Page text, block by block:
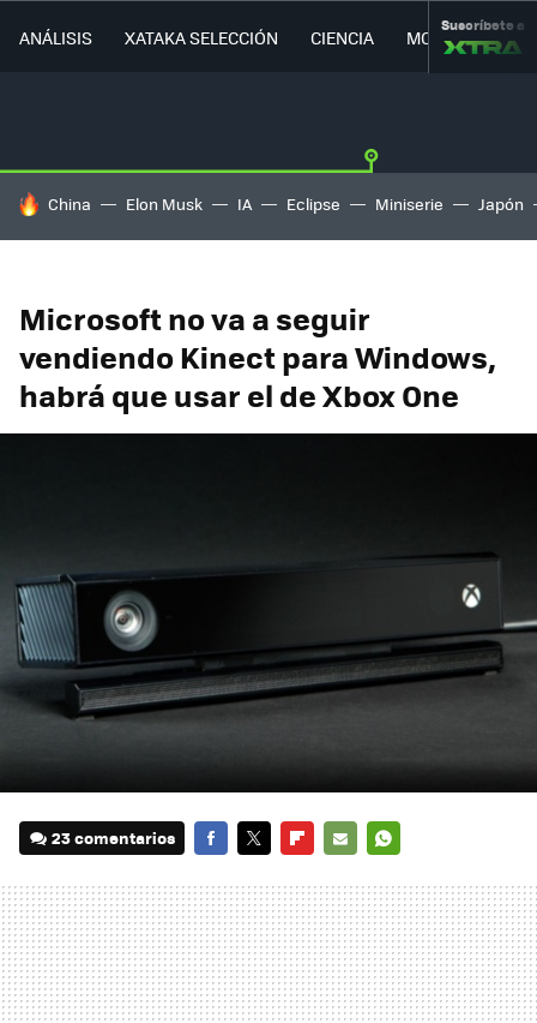
ANÁLISIS XATAKA SELECCIÓN CIENCIA MOVILIDAD
Suscríbete a
HOY SE HABLA DE
China Elon Musk IA Eclipse Miniserie Japón
Microsoft no va a seguir
vendiendo Kinect para Windows,
habrá que usar el de Xbox One
23 comentarios
MAIL